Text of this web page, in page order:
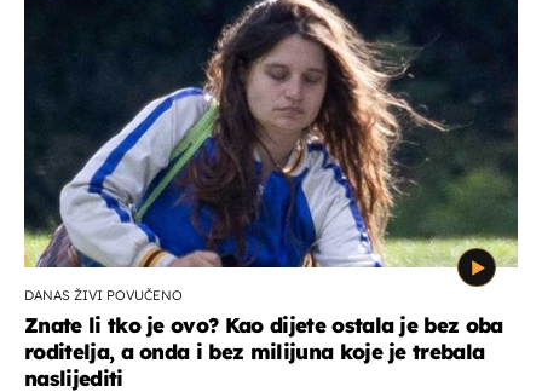
DANAS ŽIVI POVUČENO
Znate li tko je ovo? Kao dijete ostala je bez oba
roditelja, a onda i bez milijuna koje je trebala
naslijediti